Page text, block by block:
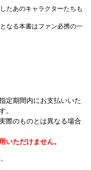
たあのキャラクターたちも
なる本書はファン必携の一
定期間内にお支払いいた
。
際のものとは異なる場合
いただけません。